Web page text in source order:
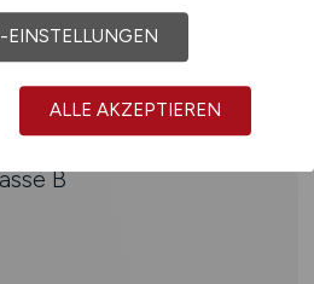
sowie
mit MS Office
Software
von Vorteil
B
EINSTELLUNGEN
ALLE AKZEPTIEREN